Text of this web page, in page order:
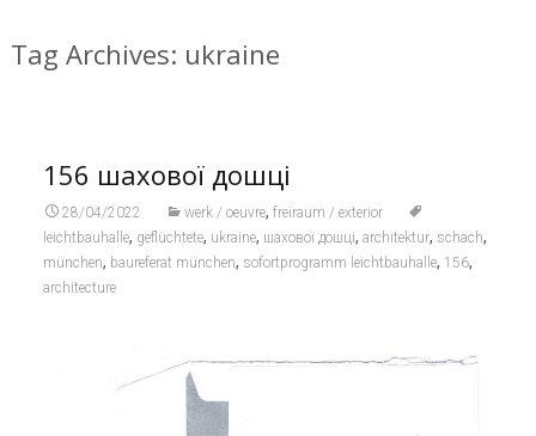
Tag Archives: ukraine
156 шахової дошці
28/04/2022 werk / oeuvre, freiraum / exterior
leichtbauhalle, geflüchtete, ukraine, шахової дошці, architektur, schach,
münchen, baureferat münchen, sofortprogramm leichtbauhalle, 156,
architecture